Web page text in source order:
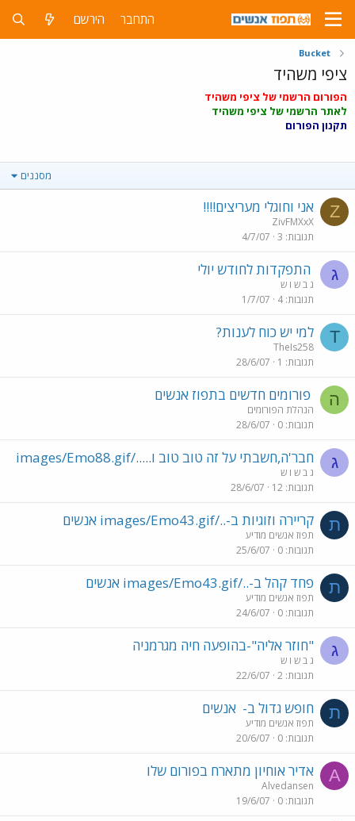
התחבר הירשם
Bucket
ציפי משהיד
הפורום הרשמי של ציפי משהיד
לאתר הרשמי של ציפי משהיד
תקנון הפורום
מסננים
Z אני וחוגלי מעריצים!!!!
ZivFMXxX
תגובות 3
4/7/07
ג התפקדות לחודש יולי
ג ב ש ו ש
תגובות 4
1/7/07
T למי יש כוח לענות?
TheIs258
תגובות 1
28/6/07
ה פורומים חדשים בתפוז אנשים
הנהלת הפורומים
תגובות 0
28/6/07
ג חבר'ה,חשבתי על זה טוב טוב ו...../images/Emo88.gif
ג ב ש ו ש
תגובות 12
28/6/07
ת קריירה וזוגיות ב-../images/Emo43.gif אנשים
תפוז אנשים מודיע
תגובות 0
25/6/07
ת פחד קהל ב-../images/Emo43.gif אנשים
תפוז אנשים מודיע
תגובות 0
24/6/07
ג "חוזר אליה"-בהופעה חיה מגרמניה
ג ב ש ו ש
תגובות 2
22/6/07
ת חופש גדול ב- אנשים
תפוז אנשים מודיע
תגובות 0
20/6/07
A אדיר אוחיון מתארח בפורום שלו
Alvedansen
תגובות 0
19/6/07